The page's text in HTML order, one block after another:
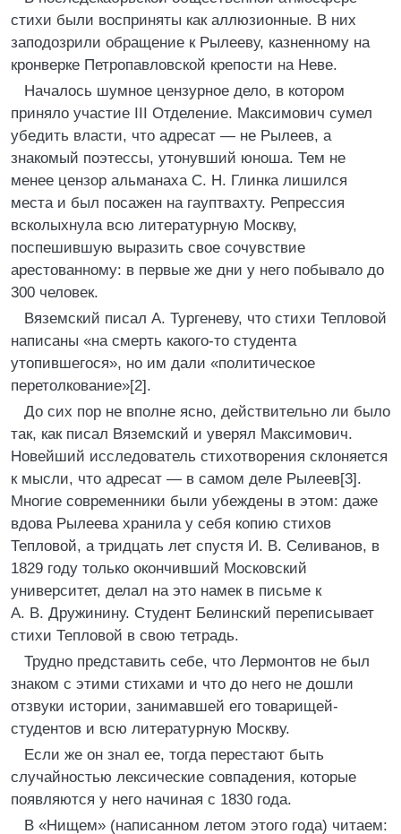
стихи были восприняты как аллюзионные. В них
заподозрили обращение к Рылееву, казненному на
кронверке Петропавловской крепости на Неве.
Началось шумное цензурное дело, в котором
приняло участие III Отделение. Максимович сумел
убедить власти, что адресат — не Рылеев, а
знакомый поэтессы, утонувший юноша. Тем не
менее цензор альманаха С. Н. Глинка лишился
места и был посажен на гауптвахту. Репрессия
всколыхнула всю литературную Москву,
поспешившую выразить свое сочувствие
арестованному: в первые же дни у него побывало до
300 человек.
Вяземский писал А. Тургеневу, что стихи Тепловой
написаны «на смерть какого-то студента
утопившегося», но им дали «политическое
перетолкование»[2].
До сих пор не вполне ясно, действительно ли было
так, как писал Вяземский и уверял Максимович.
Новейший исследователь стихотворения склоняется
к мысли, что адресат — в самом деле Рылеев[3].
Многие современники были убеждены в этом: даже
вдова Рылеева хранила у себя копию стихов
Тепловой, а тридцать лет спустя И. В. Селиванов, в
1829 году только окончивший Московский
университет, делал на это намек в письме к
А. В. Дружинину. Студент Белинский переписывает
стихи Тепловой в свою тетрадь.
Трудно представить себе, что Лермонтов не был
знаком с этими стихами и что до него не дошли
отзвуки истории, занимавшей его товарищей-
студентов и всю литературную Москву.
Если же он знал ее, тогда перестают быть
случайностью лексические совпадения, которые
появляются у него начиная с 1830 года.
В «Нищем» (написанном летом этого года) читаем: